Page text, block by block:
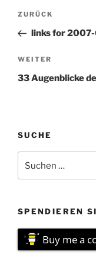
Vorheriger
Beitrag
ZURÜCK
links for
Nächster
Beitrag
WEITER
33 Augenblicke
SUCHE
nach:
SPENDIEREN
Buy me a